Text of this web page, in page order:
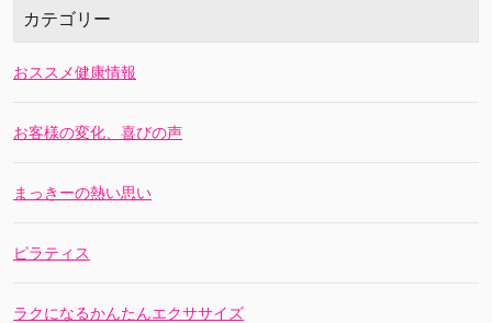
カテゴリー
おススメ健康情報
お客様の変化、喜びの声
まっきーの熱い思い
ピラティス
ラクになるかんたんエクササイズ